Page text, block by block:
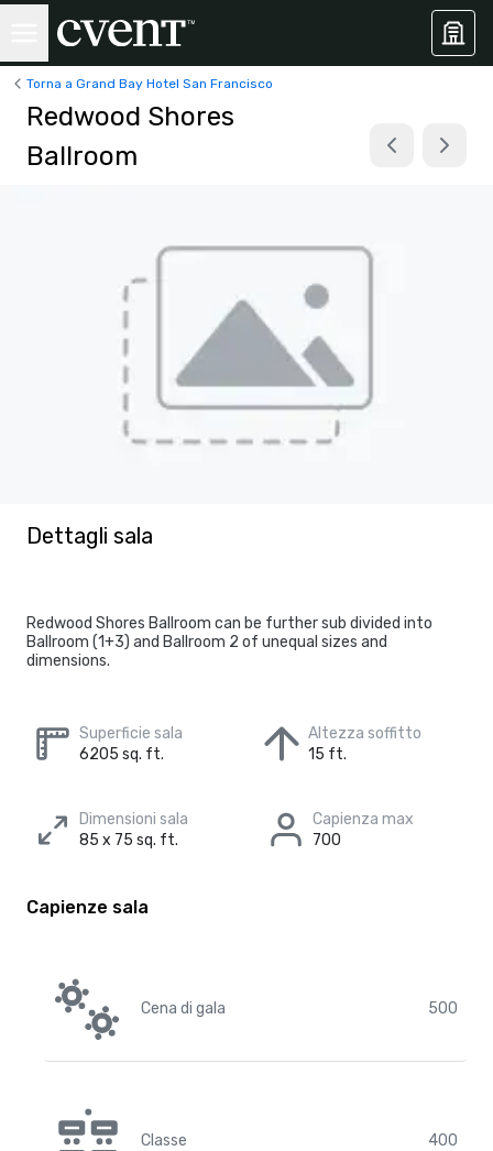
Torna a Grand Bay Hotel San Francisco
Redwood Shores
Ballroom
Dettagli sala
Redwood Shores Ballroom can be further sub divided into
Ballroom (1+3) and Ballroom 2 of unequal sizes and
dimensions.
Superficie sala
6205 sq. ft.
Altezza soffitto
15 ft.
Dimensioni sala
85 x 75 sq. ft.
Capienza max
700
Capienze sala
Cena di gala 500
Classe 400